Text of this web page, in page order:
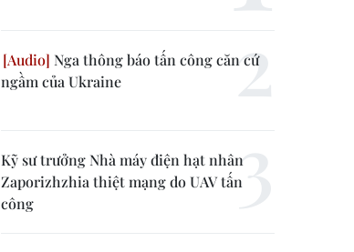
Nga thông báo tấn công căn cứ
ngầm của Ukraine
Kỹ sư trưởng Nhà máy điện hạt nhân
Zaporizhzhia thiệt mạng do UAV tấn
công